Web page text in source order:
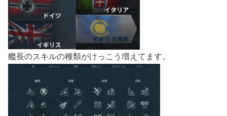
艦長のスキルの種類がけっこう増えてます。